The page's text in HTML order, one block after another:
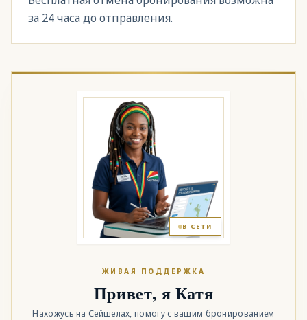
за 24 часа до отправления.
В СЕТИ
ЖИВАЯ ПОДДЕРЖКА
Привет, я Катя
Нахожусь на Сейшелах, помогу с вашим бронированием